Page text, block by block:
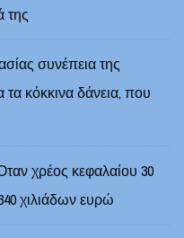
της
συνέπεια της
κόκκινα δάνεια, που
χρέος κεφαλαίου 30
χιλιάδων ευρώ